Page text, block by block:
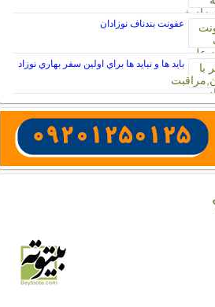
عفونت بندناف نوزادان
بايد ها و نبايد ها براي اولين سفر بهاري نوزاد